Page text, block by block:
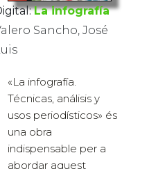
La infografía
Sancho, José
«La infografía.
Técnicas, análisis y
usos periodísticos» és
una obra
indispensable per a
abordar aquest